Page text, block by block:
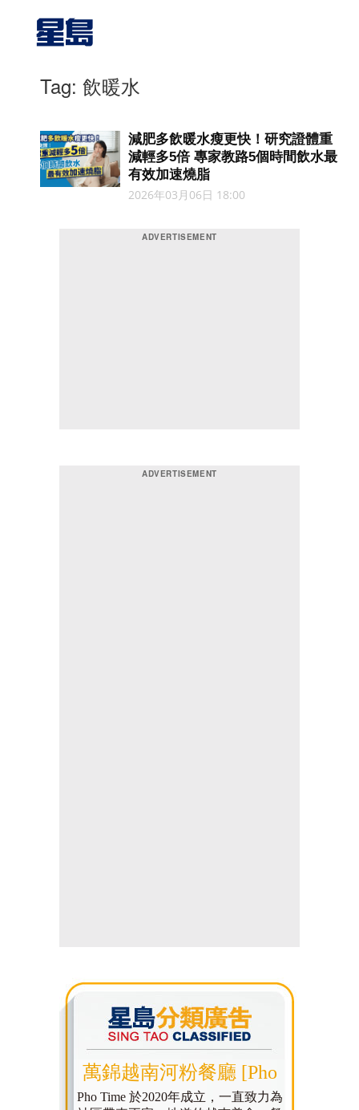
Tag: 飲暖水
減肥多飲暖水瘦更快！研究證體重
減輕多5倍 專家教路5個時間飲水最
有效加速燒脂
2026年03月06日 18:00